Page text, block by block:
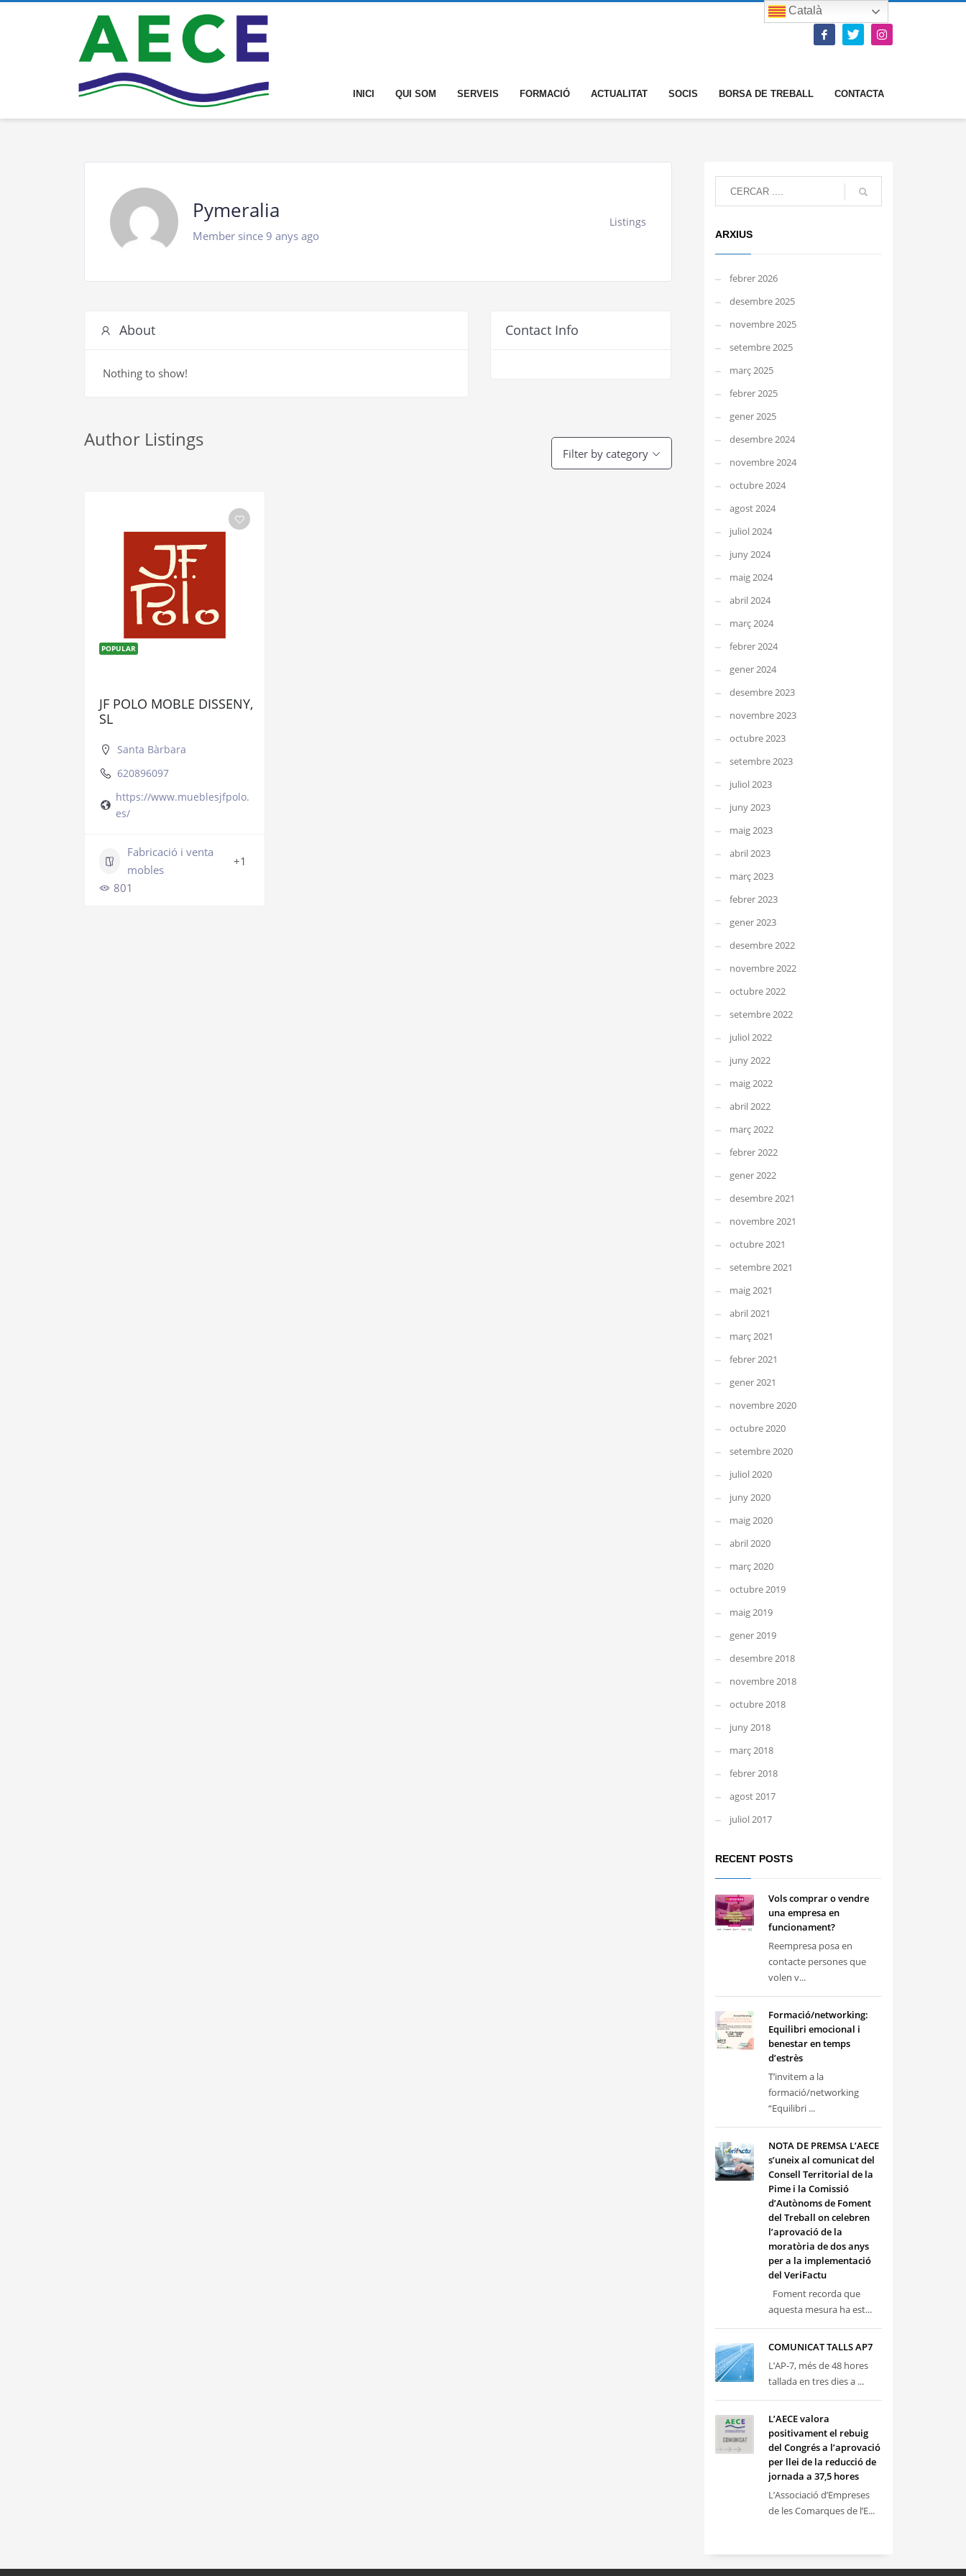
INICI QUI SOM SERVEIS FORMACIÓ ACTUALITAT SOCIS BORSA DE TREBALL CONTACTA
Pymeralia
Member since 9 anys ago
Listings
About
Nothing to show!
Contact Info
Author Listings
Filter by category
POPULAR
JF POLO MOBLE DISSENY,
SL
Santa Bàrbara
620896097
https://www.mueblesjfpolo.
es/
Fabricació i venta
mobles
+1
801
ARXIUS
febrer 2026
desembre 2025
novembre 2025
setembre 2025
març 2025
febrer 2025
gener 2025
desembre 2024
novembre 2024
octubre 2024
agost 2024
juliol 2024
juny 2024
maig 2024
abril 2024
març 2024
febrer 2024
gener 2024
desembre 2023
novembre 2023
octubre 2023
setembre 2023
juliol 2023
juny 2023
maig 2023
abril 2023
març 2023
febrer 2023
gener 2023
desembre 2022
novembre 2022
octubre 2022
setembre 2022
juliol 2022
juny 2022
maig 2022
abril 2022
març 2022
febrer 2022
gener 2022
desembre 2021
novembre 2021
octubre 2021
setembre 2021
maig 2021
abril 2021
març 2021
febrer 2021
gener 2021
novembre 2020
octubre 2020
setembre 2020
juliol 2020
juny 2020
maig 2020
abril 2020
març 2020
octubre 2019
maig 2019
gener 2019
desembre 2018
novembre 2018
octubre 2018
juny 2018
març 2018
febrer 2018
agost 2017
juliol 2017
RECENT POSTS
Vols comprar o vendre
una empresa en
funcionament?
Reempresa posa en
contacte persones que
volen v...
Formació/networking:
Equilibri emocional i
benestar en temps
d’estrès
T’invitem a la
formació/networking
“Equilibri ...
NOTA DE PREMSA L’AECE
s’uneix al comunicat del
Consell Territorial de la
Pime i la Comissió
d’Autònoms de Foment
del Treball on celebren
l’aprovació de la
moratòria de dos anys
per a la implementació
del VeriFactu
Foment recorda que
aquesta mesura ha est...
COMUNICAT TALLS AP7
L’AP-7, més de 48 hores
tallada en tres dies a ...
L’AECE valora
positivament el rebuig
del Congrés a l’aprovació
per llei de la reducció de
jornada a 37,5 hores
L’Associació d’Empreses
de les Comarques de l’E...
Català